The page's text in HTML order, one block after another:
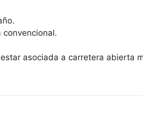
convencional.
asociada a carretera abierta